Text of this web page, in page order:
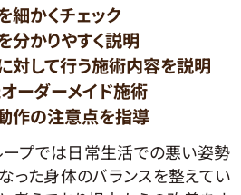
細かくチェック
分かりやすく説明
対して行う施術内容を説明
ーダーメイド施術
作の注意点を指導
プでは日常生活での悪い姿勢
った身体のバランスを整えてい